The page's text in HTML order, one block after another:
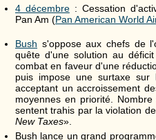
4 décembre: Cessation
Pan Am (Pan American World
Bush s'oppose aux chefs de
quête d'une solution au
combat en faveur d'une
puis impose une surtaxe
acceptant un accroissement
moyennes en priorité.
sentent trahis par la violation
New Taxes».
Bush lance un grand